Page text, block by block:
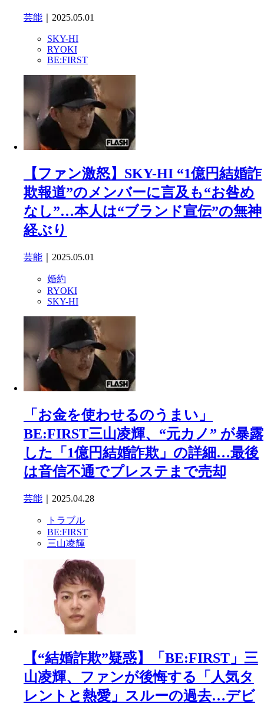
芸能 ｜2025.05.01
SKY-HI
RYOKI
BE:FIRST
【ファン激怒】SKY-HI “1億円結婚詐
欺報道”のメンバーに言及も“お咎め
なし”…本人は“ブランド宣伝”の無神
経ぶり
芸能 ｜2025.05.01
婚約
RYOKI
SKY-HI
「お金を使わせるのうまい」
BE:FIRST三山凌輝、“元カノ” が暴露
した「1億円結婚詐欺」の詳細…最後
は音信不通でプレステまで売却
芸能 ｜2025.04.28
トラブル
BE:FIRST
三山凌輝
【“結婚詐欺”疑惑】「BE:FIRST」三
山凌輝、ファンが後悔する「人気タ
レントと熱愛」スルーの過去…デビ